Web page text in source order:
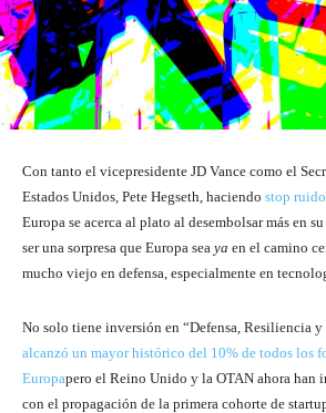
Con tanto el vicepresidente JD Vance como el
Estados Unidos, Pete Hegseth, haciendo stop
Europa se acerca al plato al desembolsar más en
ser una sorpresa que Europa sea ya en el camino
mucho viejo en defensa, especialmente en
No solo tiene inversión en “Defensa, Resiliencia y
alcanzó un mayor histórico del 10% de todos los
Europapero el Reino Unido y la OTAN ahora han
con el propagación de la primera cohorte de